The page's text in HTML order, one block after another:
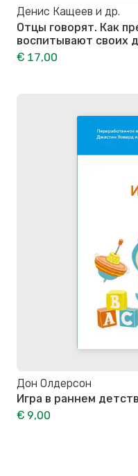
Денис Кащеев и др.
Отцы говорят. Как
воспитывают своих
€ 17,00
Дон Олдерсон
Игра в раннем
€ 9,00